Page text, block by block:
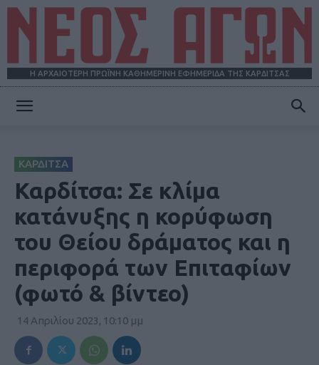
Η ΑΡΧΑΙΟΤΕΡΗ ΠΡΩΪΝΗ ΚΑΘΗΜΕΡΙΝΗ ΕΦΗΜΕΡΙΔΑ ΤΗΣ ΚΑΡΔΙΤΣΑΣ
ΚΑΡΔΙΤΣΑ
Καρδίτσα: Σε κλίμα
κατάνυξης η κορύφωση
του Θείου δράματος και η
περιφορά των Επιταφίων
(φωτό & βίντεο)
14 Απριλίου 2023, 10:10 μμ